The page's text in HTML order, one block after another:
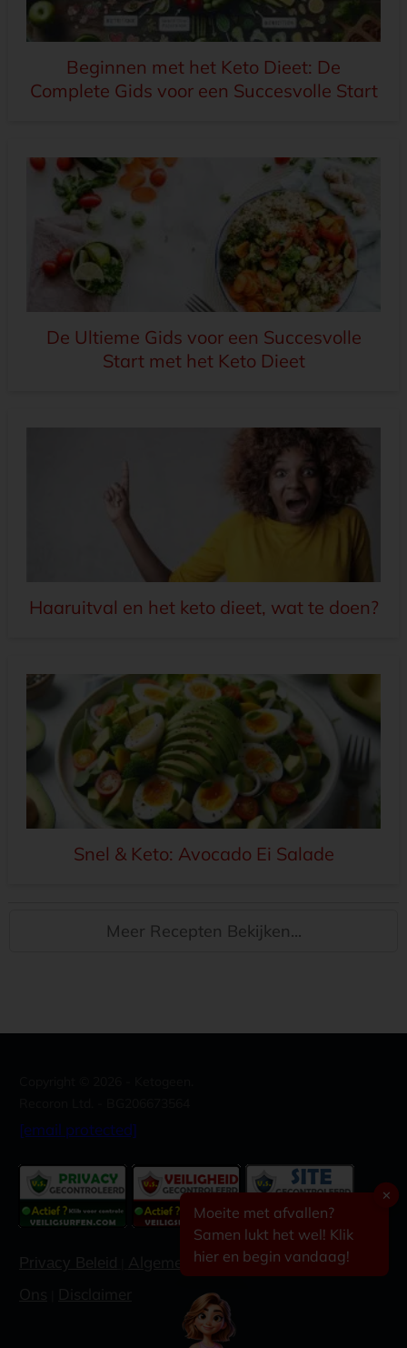
Beginnen met het Keto Dieet: De
Complete Gids voor een Succesvolle Start
De Ultieme Gids voor een Succesvolle
Start met het Keto Dieet
Haaruitval en het keto dieet, wat te doen?
Snel & Keto: Avocado Ei Salade
Meer Recepten Bekijken...
✕
Moeite met afvallen?
Samen lukt het wel! Klik
hier en begin vandaag!
[email protected]
Algemene voorwaarden|Contacteer